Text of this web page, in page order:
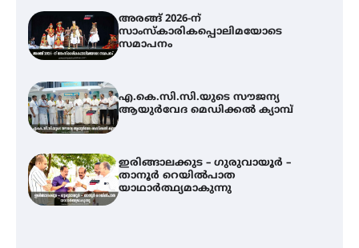
അരങ്ങ് 2026-ന്
സാംസ്കാരികപ്പൊലിമയോടെ
സമാപനം
എ.കെ.സി.സി.യുടെ സൗജന്യ
ആയുർവേദ മെഡിക്കൽ ക്യാമ്പ്
ഇരിങ്ങാലക്കുട – ഗുരുവായൂർ –
താനൂർ റെയിൽപാത
യാഥാർത്ഥ്യമാകുന്നു